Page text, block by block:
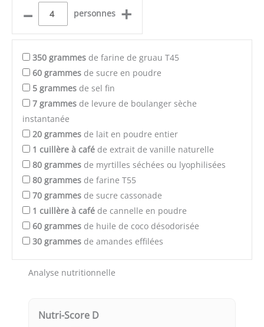
– personnes +
350 grammes de farine de gruau T45
60 grammes de sucre en poudre
5 grammes de sel fin
7 grammes de levure de boulanger sèche
instantanée
20 grammes de lait en poudre entier
1 cuillère à café de extrait de vanille naturelle
80 grammes de myrtilles séchées ou lyophilisées
80 grammes de farine T55
70 grammes de sucre cassonade
1 cuillère à café de cannelle en poudre
60 grammes de huile de coco désodorisée
30 grammes de amandes effilées
Analyse nutritionnelle
Nutri-Score D